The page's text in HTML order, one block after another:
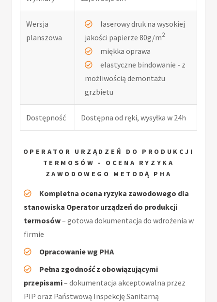
Wersja
planszowa
laserowy druk na wysokiej
jakości papierze 80g/m2
miękka oprawa
elastyczne bindowanie - z
możliwością demontażu
grzbietu
Dostępność Dostępna od ręki, wysyłka w 24h
OPERATOR URZĄDZEŃ DO PRODUKCJI
TERMOSÓW - OCENA RYZYKA
ZAWODOWEGO METODĄ PHA
Kompletna ocena ryzyka zawodowego dla
stanowiska Operator urządzeń do produkcji
termosów– gotowa dokumentacja do wdrożenia w
firmie
Opracowanie wg PHA
Pełna zgodność z obowiązującymi
przepisami– dokumentacja akceptowalna przez
PIP oraz Państwową Inspekcję Sanitarną